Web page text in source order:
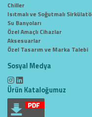
Chiller
Isıtmalı ve Soğutmalı
Su Banyoları
Özel Amaçlı Cihazlar
Aksesuarlar
Özel Tasarım ve Marka Talebi
Sosyal Medya
Ürün Kataloğumuz